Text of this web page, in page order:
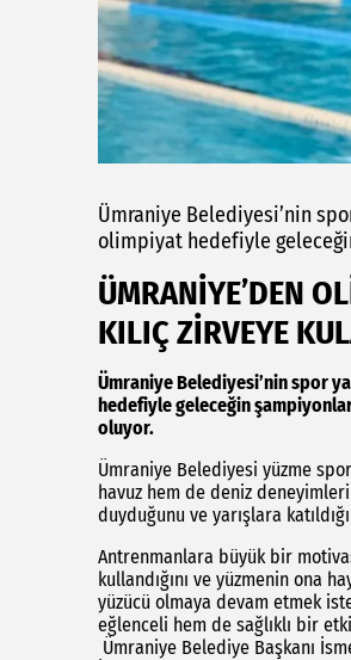
Ümraniye Belediyesi’nin
olimpiyat hedefiyle
ÜMRANİYE’DEN
KILIÇ ZİRVEYE
Ümraniye Belediyesi’nin spor
hedefiyle geleceğin
oluyor.
Ümraniye Belediyesi yüzme
havuz hem de deniz
duyduğunu ve yarışlara
Antrenmanlara büyük bir
kullandığını ve yüzmenin ona
yüzücü olmaya devam etmek
eğlenceli hem de sağlıklı bir
Ümraniye Belediye Başkanı